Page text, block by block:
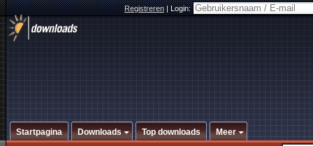
Registreren|Login:
Startpagina Downloads Top downloads Meer